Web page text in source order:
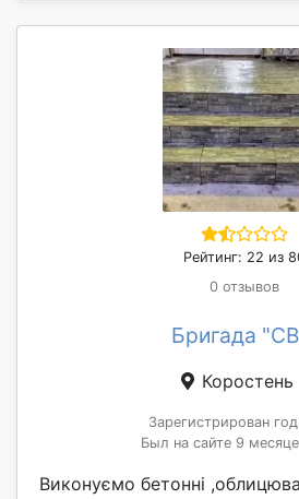
Рейтинг: 22 из
0 отзывов
Бригада
Коростень
Зарегистрирован
Был на сайте 9
Виконуємо бетонні